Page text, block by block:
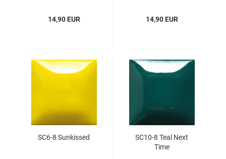
14,90 EUR 14,90 EUR
SC6-8 Sunkissed
SC10-8 Teal Next
Time